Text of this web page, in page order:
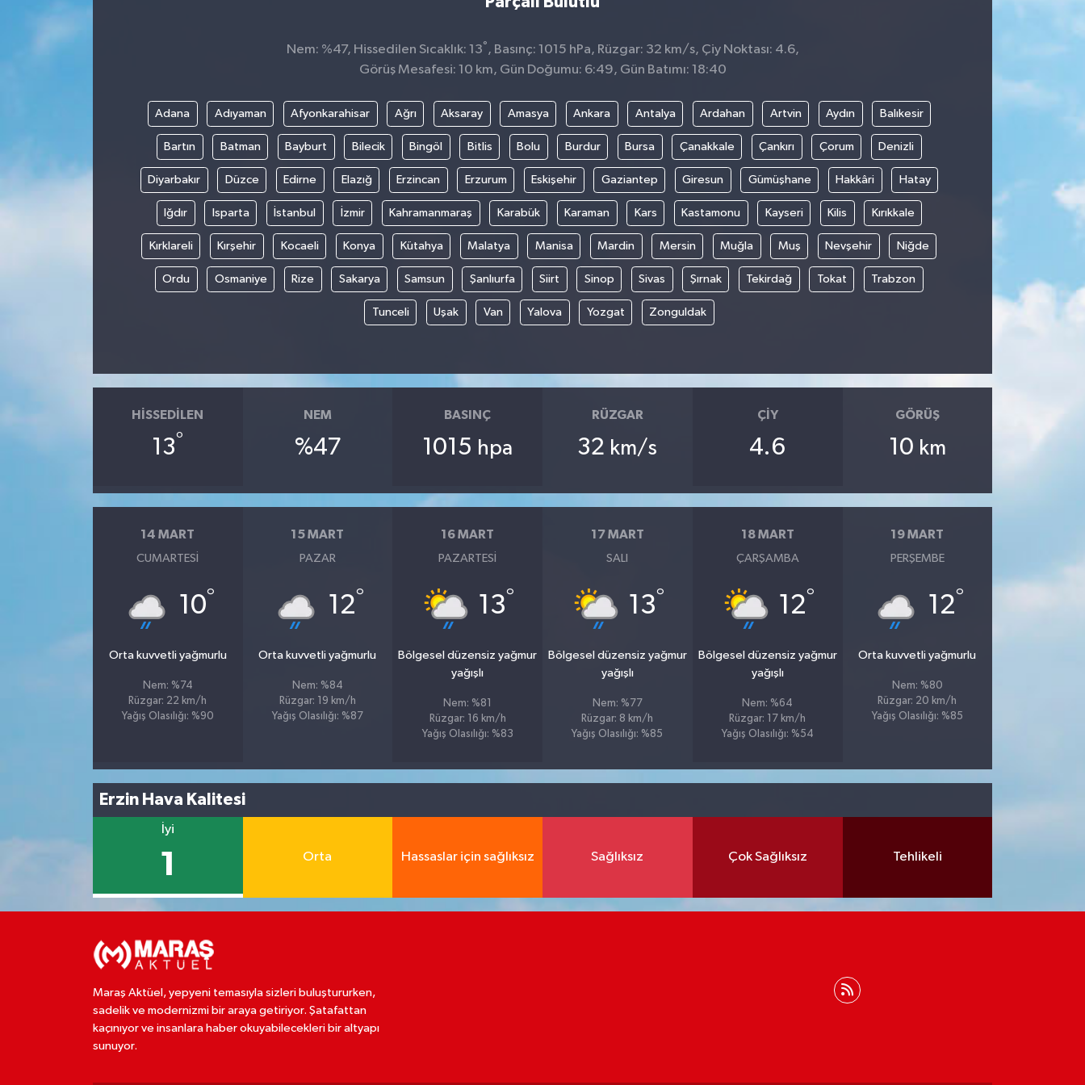
Nem: %47, Hissedilen Sıcaklık: 13° , Basınç: 1015 hPa, Rüzgar: 32 km/s, Çiy Noktası: 4.6,
Görüş Mesafesi: 10 km, Gün Doğumu: 6:49, Gün Batımı: 18:40
Adana Adıyaman Afyonkarahisar Ağrı Aksaray Amasya Ankara Antalya Ardahan Artvin Aydın Balıkesir
Bartın Batman Bayburt Bilecik Bingöl Bitlis Bolu Burdur Bursa Çanakkale Çankırı Çorum Denizli
Diyarbakır Düzce Edirne Elazığ Erzincan Erzurum Eskişehir Gaziantep Giresun Gümüşhane Hakkâri Hatay
Iğdır Isparta İstanbul İzmir Kahramanmaraş Karabük Karaman Kars Kastamonu Kayseri Kilis Kırıkkale
Kırklareli Kırşehir Kocaeli Konya Kütahya Malatya Manisa Mardin Mersin Muğla Muş Nevşehir Niğde
Ordu Osmaniye Rize Sakarya Samsun Şanlıurfa Siirt Sinop Sivas Şırnak Tekirdağ Tokat Trabzon
Tunceli Uşak Van Yalova Yozgat Zonguldak
HISSEDILEN
13°
NEM
%47
BASINÇ
1015 hpa
RÜZGAR
32 km/s
ÇIY
4.6
GÖRÜŞ
10 km
14 MART
CUMARTESI
10°
Orta kuvvetli yağmurlu
Nem: %74
Rüzgar: 22 km/h
Yağış Olasılığı: %90
15 MART
PAZAR
12°
Orta kuvvetli yağmurlu
Nem: %84
Rüzgar: 19 km/h
Yağış Olasılığı: %87
16 MART
PAZARTESI
13°
Bölgesel düzensiz yağmur
yağışlı
Nem: %81
Rüzgar: 16 km/h
Yağış Olasılığı: %83
17 MART
SALI
13°
Bölgesel düzensiz yağmur
yağışlı
Nem: %77
Rüzgar: 8 km/h
Yağış Olasılığı: %85
18 MART
ÇARŞAMBA
12°
Bölgesel düzensiz yağmur
yağışlı
Nem: %64
Rüzgar: 17 km/h
Yağış Olasılığı: %54
19 MART
PERŞEMBE
12°
Orta kuvvetli yağmurlu
Nem: %80
Rüzgar: 20 km/h
Yağış Olasılığı: %85
Erzin Hava Kalitesi
İyi
1 Orta Hassaslar için sağlıksız Sağlıksız Çok Sağlıksız Tehlikeli
Maraş Aktüel, yepyeni temasıyla sizleri buluştururken,
sadelik ve modernizmi bir araya getiriyor. Şatafattan
kaçınıyor ve insanlara haber okuyabilecekleri bir altyapı
sunuyor.